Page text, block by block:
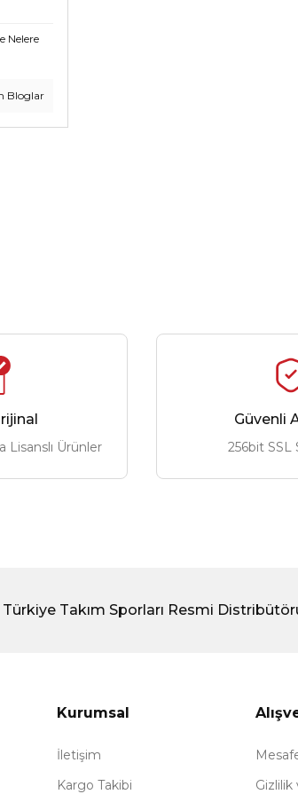
Nelere
Bloglar
Lisanslı Ürünler
Güvenli
256bit SSL
Takım Sporları Resmi
Kurumsal
İletişim
Kargo Takibi